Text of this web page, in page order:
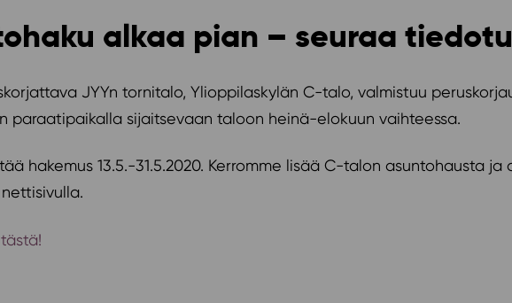
alkaa pian – seuraa
JYYn tornitalo, Ylioppilaskylän C-talo, valmistuu
paraatipaikalla sijaitsevaan taloon heinä-elokuun vaihteessa.
hakemus 13.5.-31.5.2020. Kerromme lisää C-talon asuntohausta